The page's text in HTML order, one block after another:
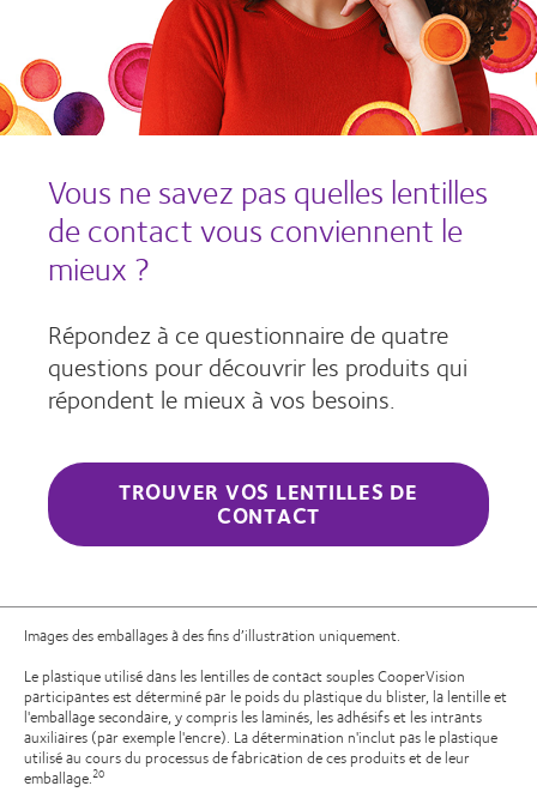
Vous ne savez pas quelles lentilles
de contact vous conviennent le
mieux ?
Répondez à ce questionnaire de quatre
questions pour découvrir les produits qui
répondent le mieux à vos besoins.
TROUVER VOS LENTILLES DE
CONTACT
Images des emballages à des fins d’illustration uniquement.
Le plastique utilisé dans les lentilles de contact souples CooperVision
participantes est déterminé par le poids du plastique du blister, la lentille et
l'emballage secondaire, y compris les laminés, les adhésifs et les intrants
auxiliaires (par exemple l'encre). La détermination n'inclut pas le plastique
utilisé au cours du processus de fabrication de ces produits et de leur
emballage.20